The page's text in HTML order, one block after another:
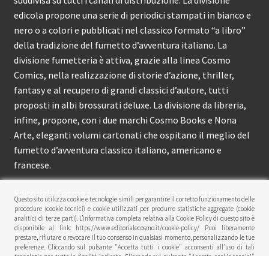
edicola propone una serie di periodici stampati in bianco e
nero o a colori e pubblicati nel classico formato “a libro”
della tradizione del fumetto d’avventura italiano. La
divisione fumetteria è attiva, grazie alla linea Cosmo
Comics, nella realizzazione di storie d’azione, thriller,
fantasy e al recupero di grandi classici d’autore, tutti
proposti in albi brossurati deluxe. La divisione da libreria,
infine, propone, con i due marchi Cosmo Books e Nona
Arte, eleganti volumi cartonati che ospitano il meglio del
fumetto d’avventura classico italiano, americano e
francese.
Editoriale Cosmo è attiva dal 2012 e propone ai lettori
circa 150 pubblicazioni l’anno.
© Editoriale Cosmo 2026
Privacy Policy
Questo sito utilizza cookie e tecnologie simili per garantire il corretto funzionamento delle
procedure (cookie tecnici) e cookie utilizzati per produrre statistiche aggregate (cookie
analitici di terze parti). L’informativa completa relativa alla Cookie Policy di questo sito è
disponibile al link: https://www.editorialecosmo.it/cookie-policy/ Puoi liberamente
prestare, rifiutare o revocare il tuo consenso in qualsiasi momento, personalizzando le tue
preferenze. Cliccando sul pulsante "Accetta tutti i cookie" acconsenti all'uso di tali